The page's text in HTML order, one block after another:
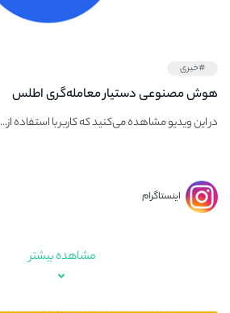
#خبری
هوش مصنوعى دستيار معامله‌گرى اطلس
در اين ويديو مشاهده مى‌كنيد كه كاربر با استفاده از...
اینستاگرام
مشاهده بیشتر